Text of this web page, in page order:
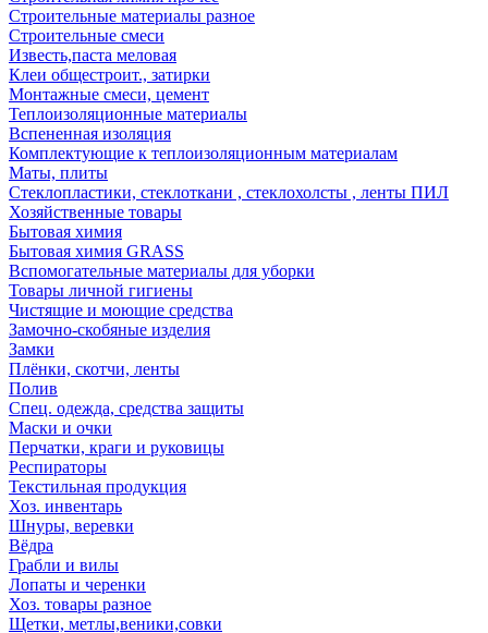
Строительные материалы разное
Строительные смеси
Известь,паста меловая
Клеи общестроит., затирки
Монтажные смеси, цемент
Теплоизоляционные материалы
Вспененная изоляция
Комплектующие к теплоизоляционным материалам
Маты, плиты
Стеклопластики, стеклоткани , стеклохолсты , ленты ПИЛ
Хозяйственные товары
Бытовая химия
Бытовая химия GRASS
Вспомогательные материалы для уборки
Товары личной гигиены
Чистящие и моющие средства
Замочно-скобяные изделия
Замки
Плёнки, скотчи, ленты
Полив
Спец. одежда, средства защиты
Маски и очки
Перчатки, краги и руковицы
Респираторы
Текстильная продукция
Хоз. инвентарь
Шнуры, веревки
Вёдра
Грабли и вилы
Лопаты и черенки
Хоз. товары разное
Щетки, метлы,веники,совки